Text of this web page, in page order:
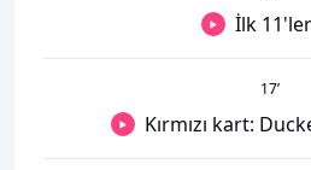
İlk 11'ler
17’
Kırmızı kart: